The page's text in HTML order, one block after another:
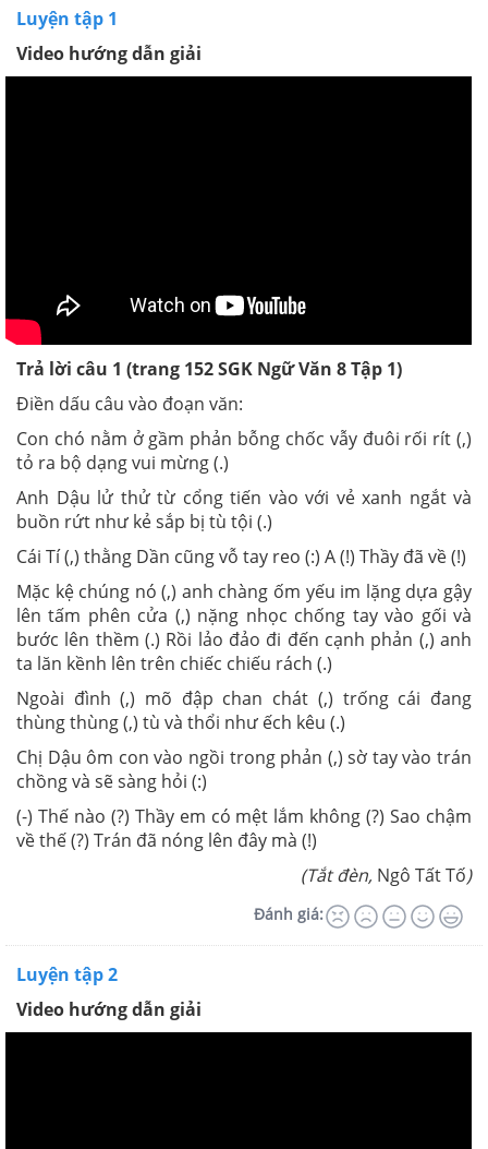
Luyện tập 1
Video hướng dẫn giải
Trả lời câu 1 (trang 152SGK Ngữ Văn 8 Tập 1)
Điền dấu câu vào đoạn văn:
Con chó nằm ở gầm phản bỗng chốc vẫy đuôi rối rít (,)
tỏ ra bộ dạng vui mừng (.)
Anh Dậu lử thử từ cổng tiến vào với vẻ xanh ngắt và
buồn rứt như kẻ sắp bị tù tội (.)
Cái Tí (,) thằng Dần cũng vỗ tay reo (:) A (!) Thầy đã về (!)
Mặc kệ chúng nó (,) anh chàng ốm yếu im lặng dựa gậy
lên tấm phên cửa (,) nặng nhọc chống tay vào gối và
bước lên thềm (.) Rồi lảo đảo đi đến cạnh phản (,) anh
ta lăn kềnh lên trên chiếc chiếu rách (.)
Ngoài đình (,) mõ đập chan chát (,) trống cái đang
thùng thùng (,) tù và thổi như ếch kêu (.)
Chị Dậu ôm con vào ngồi trong phản (,) sờ tay vào trán
chồng và sẽ sàng hỏi (:)
(-) Thế nào (?) Thầy em có mệt lắm không (?) Sao chậm
về thế (?) Trán đã nóng lên đây mà (!)
(Tắt đèn, Ngô Tất Tố)
Đánh giá:
Luyện tập 2
Video hướng dẫn giải